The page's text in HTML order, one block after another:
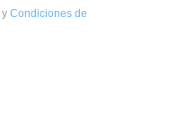
y Condiciones de